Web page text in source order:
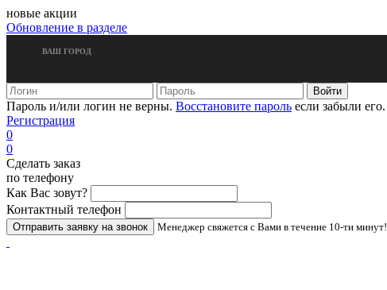
новые акции
Обновление в разделе
ВАШ ГОРОД
Пароль и/или логин не верны. Восстановите пароль если забыли его.
Регистрация
0
0
Сделать заказ
по телефону
Как Вас зовут?
Контактный телефон
Менеджер свяжется с Вами в течение 10-ти минут!